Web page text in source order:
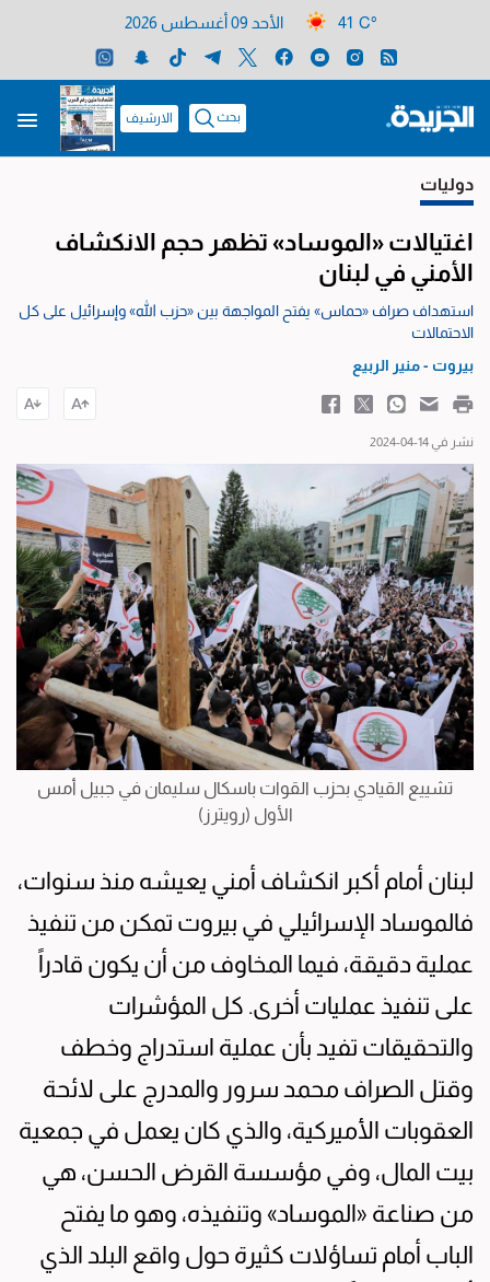
41 C° الأحد 09 أغسطس 2026
بحث الارشيف
دوليات
اغتيالات «الموساد» تظهر حجم الانكشاف
الأمني في لبنان
استهداف صراف «حماس» يفتح المواجهة بين «حزب الله» وإسرائيل على كل
الاحتمالات
بيروت -منير الربيع
نشر في 14-04-2024
تشييع القيادي بحزب القوات باسكال سليمان في جبيل أمس
الأول (رويترز)
لبنان أمام أكبر انكشاف أمني يعيشه منذ سنوات،
فالموساد الإسرائيلي في بيروت تمكن من تنفيذ
عملية دقيقة، فيما المخاوف من أن يكون قادراً
على تنفيذ عمليات أخرى. كل المؤشرات
والتحقيقات تفيد بأن عملية استدراج وخطف
وقتل الصراف محمد سرور والمدرج على لائحة
العقوبات الأميركية، والذي كان يعمل في جمعية
بيت المال، وفي مؤسسة القرض الحسن، هي
من صناعة «الموساد» وتنفيذه، وهو ما يفتح
الباب أمام تساؤلات كثيرة حول واقع البلد الذي